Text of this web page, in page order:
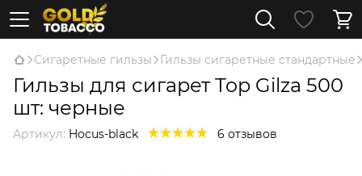
Сигаретные гильзы Гильзы сигаретные стандартные
Гильзы для сигарет Top Gilza 500
шт: черные
Артикул: Hocus-black 6 отзывов